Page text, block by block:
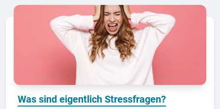
Was sind eigentlich Stressfragen?